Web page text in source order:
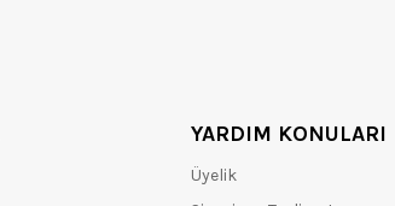
YARDIM KONULARI
Üyelik